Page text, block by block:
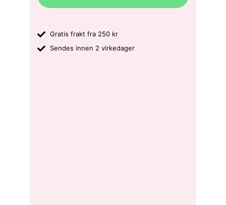
Gratis frakt fra 250 kr
Sendes innen 2 virkedager